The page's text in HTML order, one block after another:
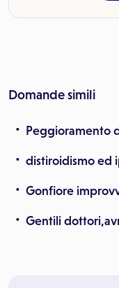
Domande simili
Peggioramento
distiroidismo ed
Gonfiore
Gentili